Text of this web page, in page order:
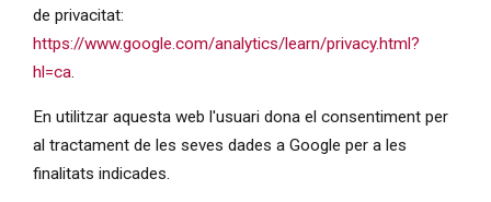
de privacitat:
https://www.google.com/analytics/learn/privacy.html?
hl=ca.
En utilitzar aquesta web l'usuari dona el consentiment per
al tractament de les seves dades a Google per a les
finalitats indicades.